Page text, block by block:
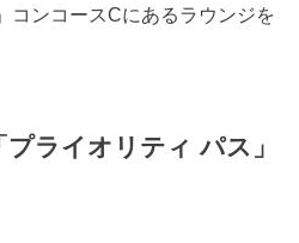
コンコースCにあるラウンジを
ライオリティ パス」